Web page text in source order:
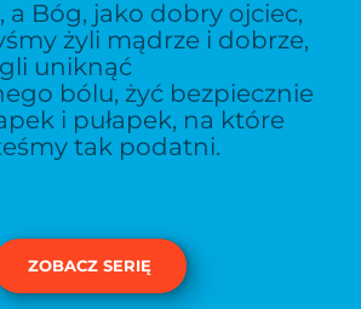
a Bóg, jako dobry ojciec,
żyli mądrze i dobrze,
uniknąć
bólu, żyć bezpiecznie
i pułapek, na które
tak podatni.
ZOBACZ SERIĘ